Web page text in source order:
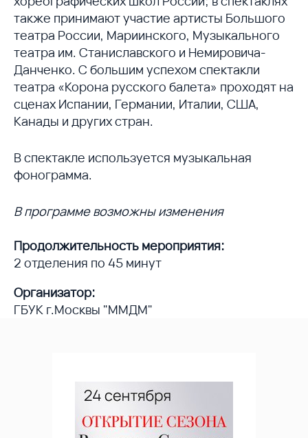
также принимают участие артисты Большого
театра России, Мариинского, Музыкального
театра им. Станиславского и Немировича-
Данченко. С большим успехом спектакли
театра «Корона русского балета» проходят на
сценах Испании, Германии, Италии, США,
Канады и других стран.
В спектакле используется музыкальная
фонограмма.
В программе возможны изменения
Продолжительность мероприятия:
2 отделения по 45 минут
Организатор:
ГБУК г.Москвы "ММДМ"